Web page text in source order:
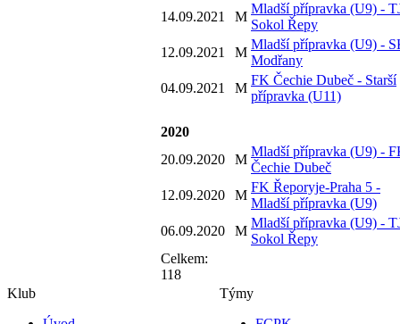
14.09.2021
M
Mladší přípravka (U9) -
Sokol Řepy
12.09.2021
M
Mladší přípravka (U9) -
Modřany
04.09.2021
M
FK Čechie Dubeč - Starší
přípravka (U11)
2020
20.09.2020
M
Mladší přípravka (U9) -
Čechie Dubeč
12.09.2020
M
FK Řeporyje-Praha 5 -
Mladší přípravka (U9)
06.09.2020
M
Mladší přípravka (U9) -
Sokol Řepy
Celkem:
118
Klub
Týmy